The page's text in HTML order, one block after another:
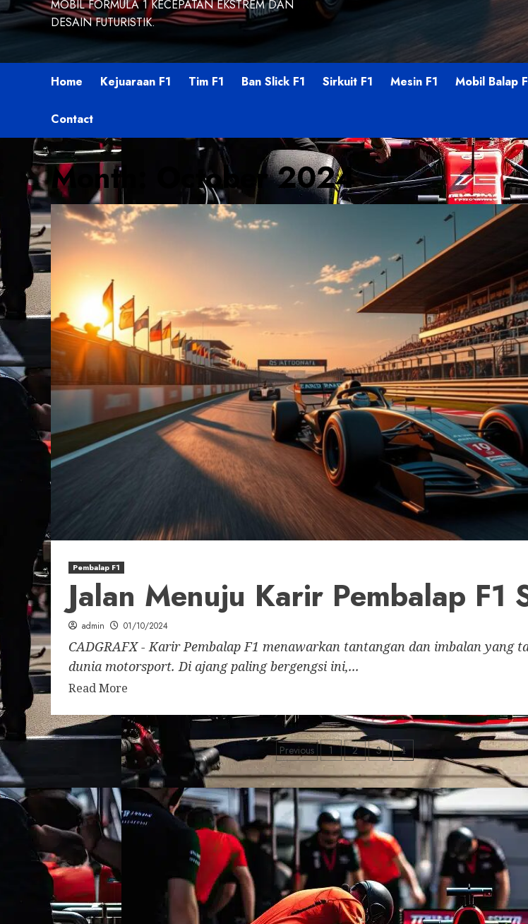
MOBIL FORMULA 1 KECEPATAN EKSTREM DAN
DESAIN FUTURISTIK.
Home Kejuaraan F1 Tim F1 Ban Slick F1 Sirkuit F1 Mesin F1 Mobil Balap
Contact
Month: October 2024
Pembalap F1
Jalan Menuju Karir Pembalap F1
admin 01/10/2024
CADGRAFX - Karir Pembalap F1 menawarkan tantangan dan imbalan yang
dunia motorsport. Di ajang paling bergengsi ini,...
Read More
Posts
pagination
Previous 1 2 3 4